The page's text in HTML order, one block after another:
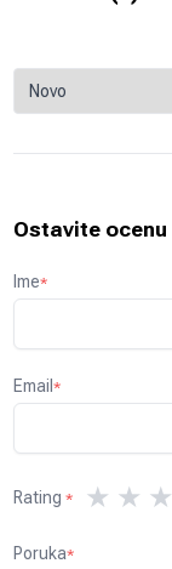
Ostavite ocenu
Ime*
Email*
Rating * ★ ★ ★
Poruka*